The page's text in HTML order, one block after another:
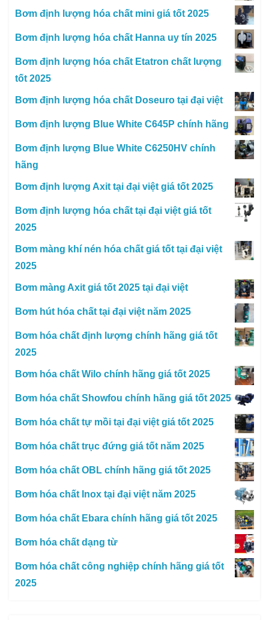
Bơm định lượng hóa chất mini giá tốt 2025
Bơm định lượng hóa chất Hanna uy tín 2025
Bơm định lượng hóa chất Etatron chất lượng
tốt 2025
Bơm định lượng hóa chất Doseuro tại đại việt
Bơm định lượng Blue White C645P chính hãng
Bơm định lượng Blue White C6250HV chính
hãng
Bơm định lượng Axit tại đại việt giá tốt 2025
Bơm định lượng hóa chất tại đại việt giá tốt
2025
Bơm màng khí nén hóa chất giá tốt tại đại việt
2025
Bơm màng Axit giá tốt 2025 tại đại việt
Bơm hút hóa chất tại đại việt năm 2025
Bơm hóa chất định lượng chính hãng giá tốt
2025
Bơm hóa chất Wilo chính hãng giá tốt 2025
Bơm hóa chất Showfou chính hãng giá tốt 2025
Bơm hóa chất tự mồi tại đại việt giá tốt 2025
Bơm hóa chất trục đứng giá tốt năm 2025
Bơm hóa chất OBL chính hãng giá tốt 2025
Bơm hóa chất Inox tại đại việt năm 2025
Bơm hóa chất Ebara chính hãng giá tốt 2025
Bơm hóa chất dạng từ
Bơm hóa chất công nghiệp chính hãng giá tốt
2025